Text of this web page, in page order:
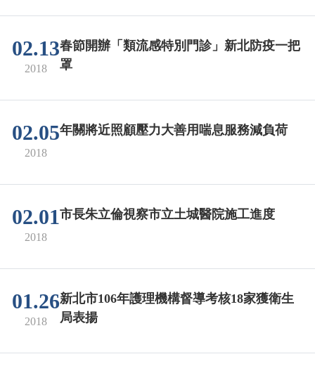
02.13
2018
春節開辦「類流感特別門診」新北防疫一把
罩
02.05
2018
年關將近照顧壓力大善用喘息服務減負荷
02.01
2018
市長朱立倫視察市立土城醫院施工進度
01.26
2018
新北市106年護理機構督導考核18家獲衛生
局表揚